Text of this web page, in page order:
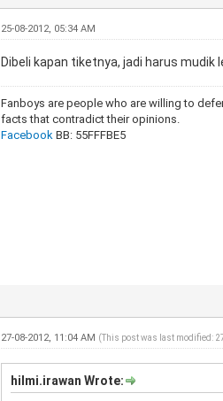
25-08-2012, 05:34 AM
Dibeli kapan tiketnya, jadi harus mudik
Fanboys are people who are willing to
facts that contradict their opinions.
Facebook BB: 55FFFBE5
27-08-2012, 11:04 AM (This post was last modified:
hilmi.irawan Wrote: